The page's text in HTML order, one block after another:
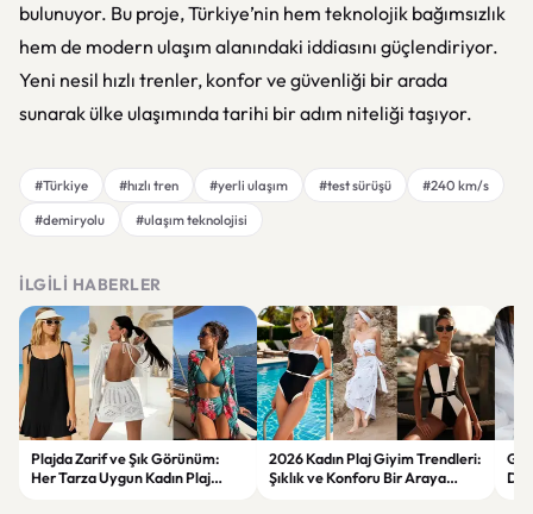
bulunuyor. Bu proje, Türkiye’nin hem teknolojik bağımsızlık
hem de modern ulaşım alanındaki iddiasını güçlendiriyor.
Yeni nesil hızlı trenler, konfor ve güvenliği bir arada
sunarak ülke ulaşımında tarihi bir adım niteliği taşıyor.
#Türkiye #hızlı tren #yerli ulaşım #test sürüşü
#240 km/s
#demiryolu
#ulaşım teknolojisi
İLGILI HABERLER
Plajda Zarif ve Şık Görünüm:
Her Tarza Uygun Kadın Plaj
2026 Kadın Plaj Giyim Trendleri:
Şıklık ve Konforu Bir Araya